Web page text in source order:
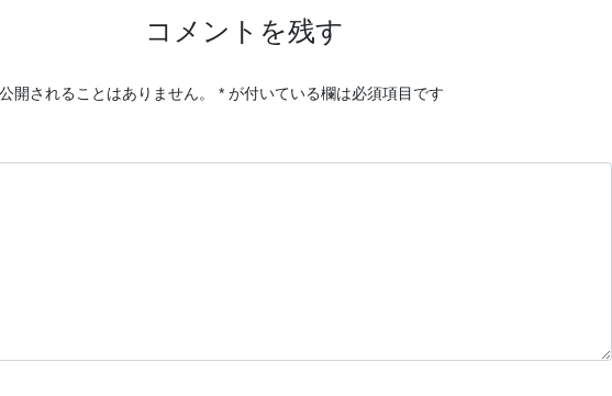
コメントを残す
開されることはありません。 *が付いている欄は必須項目です